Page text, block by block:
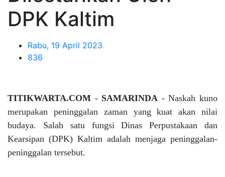
DPK Kaltim
Rabu, 19 April 2023
836
TITIKWARTA.COM - SAMARINDA - Naskah kuno
merupakan peninggalan zaman yang kuat akan nilai
budaya. Salah satu fungsi Dinas Perpustakaan dan
Kearsipan (DPK) Kaltim adalah menjaga peninggalan-
peninggalan tersebut.